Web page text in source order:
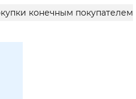
конечным покупателем